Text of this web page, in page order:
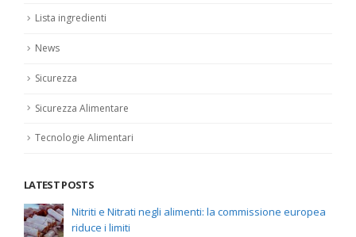
Lista ingredienti
News
Sicurezza
Sicurezza Alimentare
Tecnologie Alimentari
LATEST POSTS
Nitriti e Nitrati negli alimenti: la commissione europea
riduce i limiti